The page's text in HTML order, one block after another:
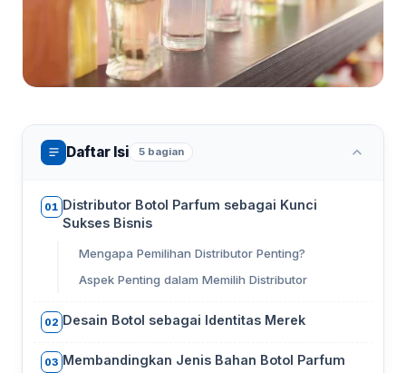
Daftar Isi 5 bagian
01 Distributor Botol Parfum sebagai Kunci
Sukses Bisnis
Mengapa Pemilihan Distributor Penting?
Aspek Penting dalam Memilih Distributor
02 Desain Botol sebagai Identitas Merek
03 Membandingkan Jenis Bahan Botol Parfum